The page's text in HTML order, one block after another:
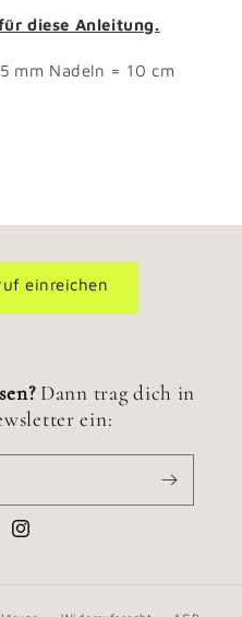
diese Anleitung.
mm Nadeln = 10 cm
einreichen
Dann trag dich in
ein:
Instagram